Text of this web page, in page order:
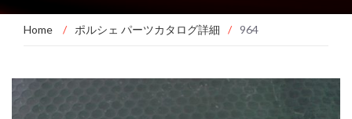
Home / ポルシェ パーツカタログ詳細 / 964